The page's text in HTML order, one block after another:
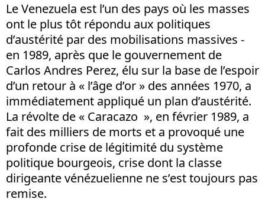
Le Venezuela est l’un des pays où les masses
ont le plus tôt répondu aux politiques
d’austérité par des mobilisations massives -
en 1989, après que le gouvernement de
Carlos Andres Perez, élu sur la base de l’espoir
d’un retour à « l’âge d’or » des années 1970, a
immédiatement appliqué un plan d’austérité.
La révolte de « Caracazo », en février 1989, a
fait des milliers de morts et a provoqué une
profonde crise de légitimité du système
politique bourgeois, crise dont la classe
dirigeante vénézuelienne ne s’est toujours pas
remise.